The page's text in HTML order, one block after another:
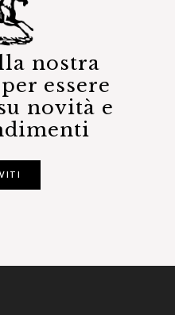
nostra
essere
novità e